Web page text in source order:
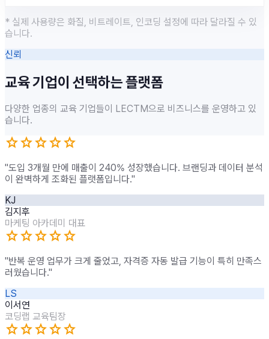
* 실제 사용량은 화질, 비트레이트, 인코딩 설정에 따라 달라질 수 있
습니다.
신뢰
교육 기업이 선택하는 플랫폼
다양한 업종의 교육 기업들이 LECTM으로 비즈니스를 운영하고 있
습니다.
starstarstarstarstar
"도입 3개월 만에 매출이 240% 성장했습니다. 브랜딩과 데이터 분석
이 완벽하게 조화된 플랫폼입니다."
KJ
김지후
마케팅 아카데미 대표
starstarstarstarstar
"반복 운영 업무가 크게 줄었고, 자격증 자동 발급 기능이 특히 만족스
러웠습니다."
LS
이서연
코딩랩 교육팀장
starstarstarstarstar